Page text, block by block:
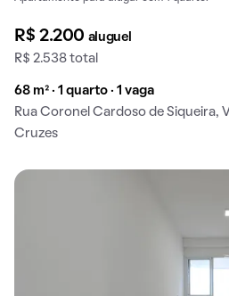
R$ 2.200 aluguel
R$ 2.538 total
68 m² · 1 quarto · 1 vaga
Rua Coronel Cardoso de Siqueira,
Cruzes